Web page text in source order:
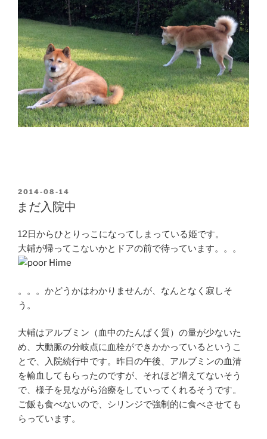
POSTED
ON
2014-08-14
まだ入院中
12日からひとりっこになってしまっている姫です。
大輔が帰ってこないかとドアの前で待っています。。。
。。。かどうかはわかりませんが、なんとなく寂しそ
う。
大輔はアルブミン（血中のたんぱく質）の量が少ないた
め、大動脈の分岐点に血栓ができかかっているというこ
とで、入院続行中です。昨日の午後、アルブミンの血清
を輸血してもらったのですが、それほど増えてないそう
で、様子を見ながら治療をしていってくれるそうです。
ご飯も食べないので、シリンジで強制的に食べさせても
らっています。